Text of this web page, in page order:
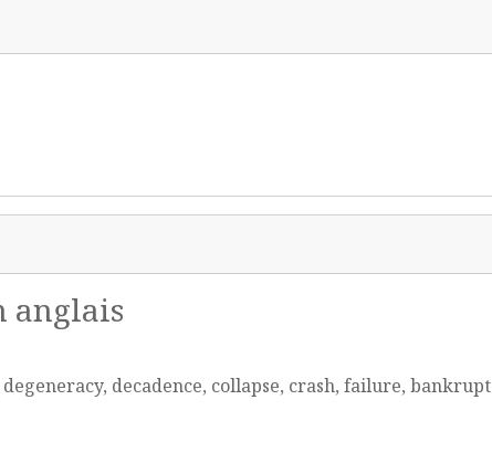
anglais
decadence, collapse, crash, failure, bankrupt